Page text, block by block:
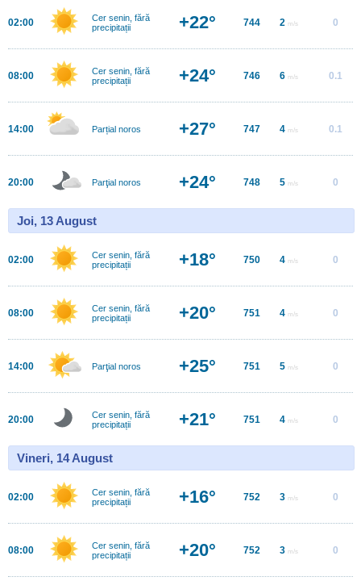
02:00
Cer senin, fără
precipitații
+22° 744 2 m/s 0
08:00
Cer senin, fără
precipitații
+24° 746 6 m/s 0.1
14:00 Parțial noros +27° 747 4 m/s 0.1
20:00 Parţial noros +24° 748 5 m/s 0
Joi, 13 August
02:00
Cer senin, fără
precipitații
+18° 750 4 m/s 0
08:00
Cer senin, fără
precipitații
+20° 751 4 m/s 0
14:00 Parţial noros +25° 751 5 m/s 0
20:00
Cer senin, fără
precipitații
+21° 751 4 m/s 0
Vineri, 14 August
02:00
Cer senin, fără
precipitații
+16° 752 3 m/s 0
08:00
Cer senin, fără
precipitații
+20° 752 3 m/s 0